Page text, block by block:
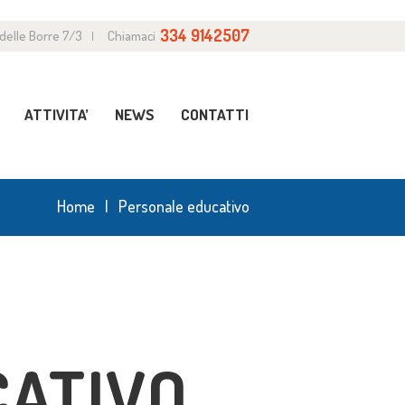
Borre 7/3 Chiamaci 334 9142507
ATTIVITA’ NEWS CONTATTI
Home Personale educativo